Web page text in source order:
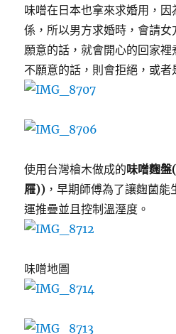
味噌在日本也拿來求婚用，
係，所以男方求婚時，會請
願意的話，就會開心的回家
不願意的話，則會拒絕，或者
使用台灣檜木做成的味噌麴
屜)) ，早期師傅為了讓麴菌
運推疊並且控制溫溼度。
味噌地圖